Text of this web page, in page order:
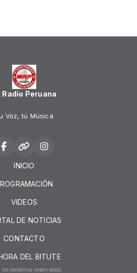
Radio Peruana
Voz, tú Música
INICIO
VIDEOS
DE NOTICIAS
CONTACTO
DEL BITUTE
los derechos reservados.